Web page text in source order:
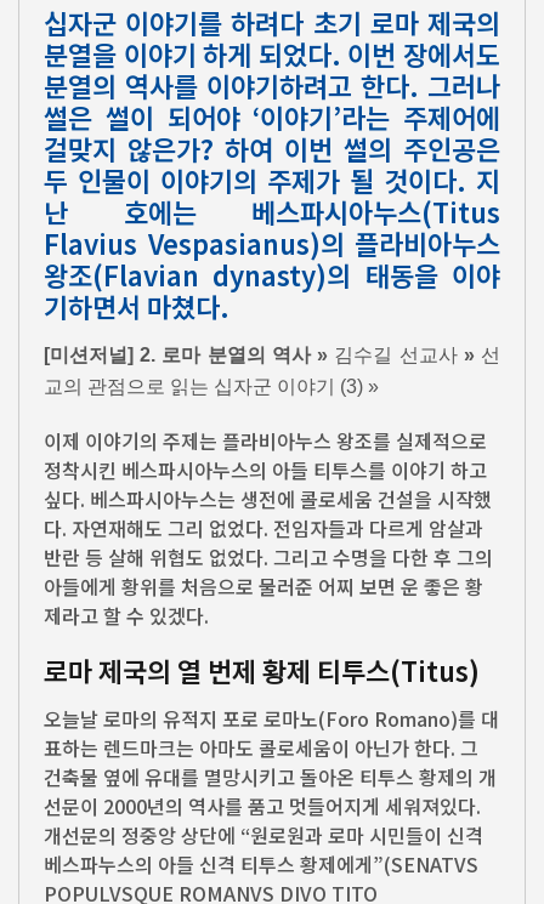
십자군 이야기를 하려다 초기 로마 제국의
분열을 이야기 하게 되었다. 이번 장에서도
분열의 역사를 이야기하려고 한다. 그러나
썰은 썰이 되어야 ‘이야기’라는 주제어에
걸맞지 않은가? 하여 이번 썰의 주인공은
두 인물이 이야기의 주제가 될 것이다. 지
난 호에는 베스파시아누스(Titus
Flavius Vespasianus)의 플라비아누스
왕조(Flavian dynasty)의 태동을 이야
기하면서 마쳤다.
[미션저널] 2. 로마 분열의 역사 » 김수길 선교사 »선
교의 관점으로 읽는 십자군 이야기 (3) »
이제 이야기의 주제는 플라비아누스 왕조를 실제적으로
정착시킨 베스파시아누스의 아들 티투스를 이야기 하고
싶다. 베스파시아누스는 생전에 콜로세움 건설을 시작했
다. 자연재해도 그리 없었다. 전임자들과 다르게 암살과
반란 등 살해 위협도 없었다. 그리고 수명을 다한 후 그의
아들에게 황위를 처음으로 물러준 어찌 보면 운 좋은 황
제라고 할 수 있겠다.
로마 제국의 열 번제 황제 티투스(Titus)
오늘날 로마의 유적지 포로 로마노(Foro Romano)를 대
표하는 렌드마크는 아마도 콜로세움이 아닌가 한다. 그
건축물 옆에 유대를 멸망시키고 돌아온 티투스 황제의 개
선문이 2000년의 역사를 품고 멋들어지게 세워져있다.
개선문의 정중앙 상단에 “원로원과 로마 시민들이 신격
베스파누스의 아들 신격 티투스 황제에게”(SENATVS
POPULVSQUE ROMANVS DIVO TITO